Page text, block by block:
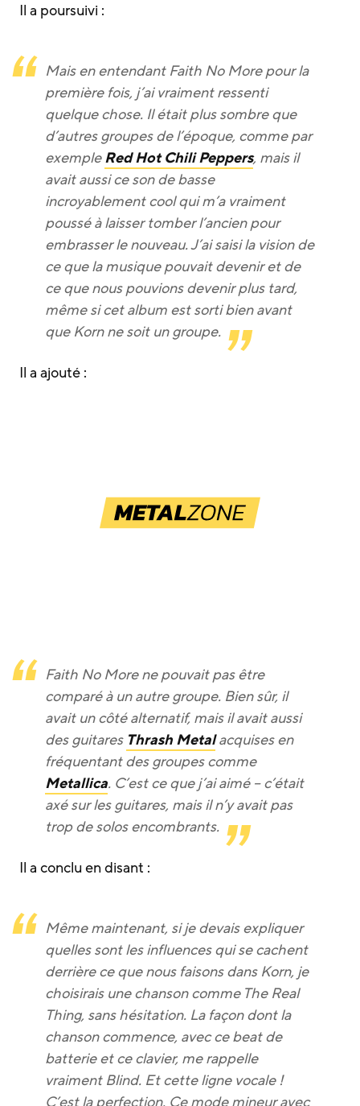
Il a poursuivi :
Mais en entendant Faith No More pour la
première fois, j’ai vraiment ressenti
quelque chose. Il était plus sombre que
d’autres groupes de l’époque, comme par
exempleRed Hot Chili Peppers, mais il
avait aussi ce son de basse
incroyablement cool qui m’a vraiment
poussé à laisser tomber l’ancien pour
embrasser le nouveau. J’ai saisi la vision de
ce que la musique pouvait devenir et de
ce que nous pouvions devenir plus tard,
même si cet album est sorti bien avant
que Korn ne soit un groupe.
Il a ajouté :
Faith No More ne pouvait pas être
comparé à un autre groupe. Bien sûr, il
avait un côté alternatif, mais il avait aussi
des guitares Thrash Metalacquises en
fréquentant des groupes comme
Metallica. C’est ce que j’ai aimé – c’était
axé sur les guitares, mais il n’y avait pas
trop de solos encombrants.
Il a conclu en disant :
Même maintenant, si je devais expliquer
quelles sont les influences qui se cachent
derrière ce que nous faisons dans Korn, je
choisirais une chanson comme The Real
Thing, sans hésitation. La façon dont la
chanson commence, avec ce beat de
batterie et ce clavier, me rappelle
vraiment Blind. Et cette ligne vocale !
C’est la perfection. Ce mode mineur avec